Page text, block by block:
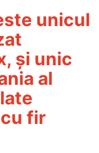
unicul
și unic
al
fir